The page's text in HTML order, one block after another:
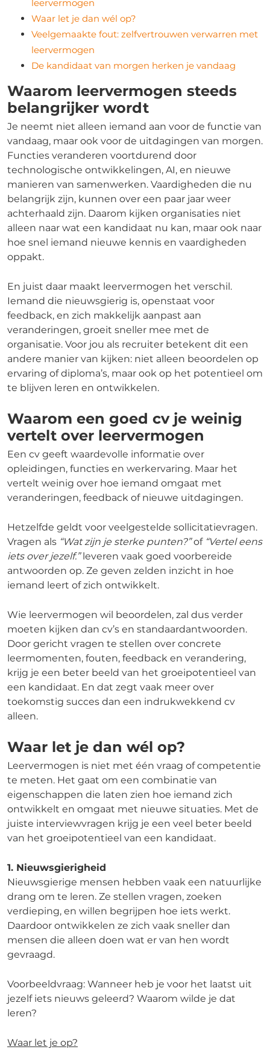
leervermogen
Waar let je dan wél op?
Veelgemaakte fout: zelfvertrouwen verwarren met
leervermogen
De kandidaat van morgen herken je vandaag
Waarom leervermogen steeds
belangrijker wordt
Je neemt niet alleen iemand aan voor de functie van
vandaag, maar ook voor de uitdagingen van morgen.
Functies veranderen voortdurend door
technologische ontwikkelingen, AI, en nieuwe
manieren van samenwerken. Vaardigheden die nu
belangrijk zijn, kunnen over een paar jaar weer
achterhaald zijn. Daarom kijken organisaties niet
alleen naar wat een kandidaat nu kan, maar ook naar
hoe snel iemand nieuwe kennis en vaardigheden
oppakt.
En juist daar maakt leervermogen het verschil.
Iemand die nieuwsgierig is, openstaat voor
feedback, en zich makkelijk aanpast aan
veranderingen, groeit sneller mee met de
organisatie. Voor jou als recruiter betekent dit een
andere manier van kijken: niet alleen beoordelen op
ervaring of diploma’s, maar ook op het potentieel om
te blijven leren en ontwikkelen.
Waarom een goed cv je weinig
vertelt over leervermogen
Een cv geeft waardevolle informatie over
opleidingen, functies en werkervaring. Maar het
vertelt weinig over hoe iemand omgaat met
veranderingen, feedback of nieuwe uitdagingen.
Hetzelfde geldt voor veelgestelde sollicitatievragen.
Vragen als “Wat zijn je sterke punten?”of “Vertel eens
iets over jezelf.”leveren vaak goed voorbereide
antwoorden op. Ze geven zelden inzicht in hoe
iemand leert of zich ontwikkelt.
Wie leervermogen wil beoordelen, zal dus verder
moeten kijken dan cv’s en standaardantwoorden.
Door gericht vragen te stellen over concrete
leermomenten, fouten, feedback en verandering,
krijg je een beter beeld van het groeipotentieel van
een kandidaat. En dat zegt vaak meer over
toekomstig succes dan een indrukwekkend cv
alleen.
Waar let je dan wél op?
Leervermogen is niet met één vraag of competentie
te meten. Het gaat om een combinatie van
eigenschappen die laten zien hoe iemand zich
ontwikkelt en omgaat met nieuwe situaties. Met de
juiste interviewvragen krijg je een veel beter beeld
van het groeipotentieel van een kandidaat.
1. Nieuwsgierigheid
Nieuwsgierige mensen hebben vaak een natuurlijke
drang om te leren. Ze stellen vragen, zoeken
verdieping, en willen begrijpen hoe iets werkt.
Daardoor ontwikkelen ze zich vaak sneller dan
mensen die alleen doen wat er van hen wordt
gevraagd.
Voorbeeldvraag: Wanneer heb je voor het laatst uit
jezelf iets nieuws geleerd? Waarom wilde je dat
leren?
Waar let je op?